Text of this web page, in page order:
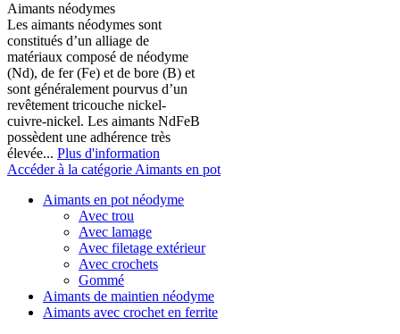
Aimants néodymes
Les aimants néodymes sont
constitués d’un alliage de
matériaux composé de néodyme
(Nd), de fer (Fe) et de bore (B) et
sont généralement pourvus d’un
revêtement tricouche nickel-
cuivre-nickel. Les aimants NdFeB
possèdent une adhérence très
élevée... Plus d'information
Accéder à la catégorie Aimants en pot
Aimants en pot néodyme
Avec trou
Avec lamage
Avec filetage extérieur
Avec crochets
Gommé
Aimants de maintien néodyme
Aimants avec crochet en ferrite